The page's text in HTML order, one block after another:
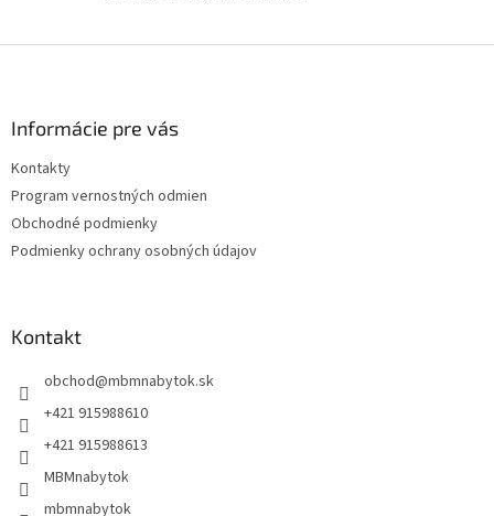
Informácie pre vás
Kontakty
Program vernostných odmien
Obchodné podmienky
Podmienky ochrany osobných údajov
Kontakt
obchod@mbmnabytok.sk
+421 915988610
+421 915988613
MBMnabytok
mbmnabytok